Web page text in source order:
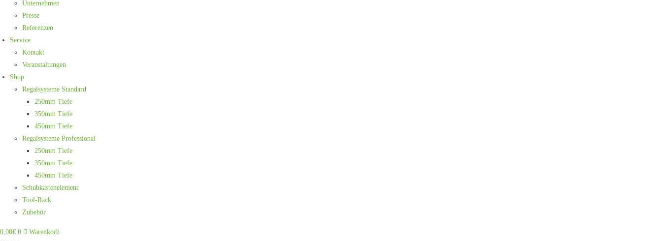
Unternehmen
Presse
Referenzen
Service
Kontakt
Veranstaltungen
Shop
Regalsysteme Standard
250mm Tiefe
350mm Tiefe
450mm Tiefe
Regalsysteme Professional
250mm Tiefe
350mm Tiefe
450mm Tiefe
Schubkastenelement
Tool-Rack
Zubehör
0,00€ 0
Warenkorb